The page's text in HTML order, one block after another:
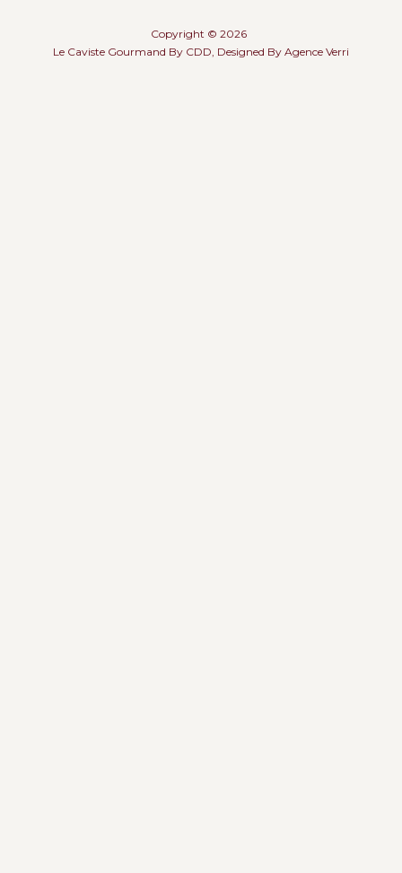
Copyright © 2026
Le Caviste Gourmand By CDD, Designed By Agence Verri